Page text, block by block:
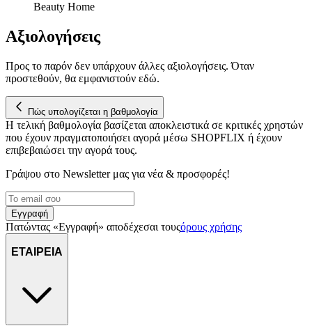
Beauty Home
Αξιολογήσεις
Προς το παρόν δεν υπάρχουν άλλες αξιολογήσεις. Όταν
προστεθούν, θα εμφανιστούν εδώ.
Πώς υπολογίζεται η βαθμολογία
Η τελική βαθμολογία βασίζεται αποκλειστικά σε κριτικές χρηστών
που έχουν πραγματοποιήσει αγορά μέσω SHOPFLIX ή έχουν
επιβεβαιώσει την αγορά τους.
Γράψου στο Νewsletter μας για νέα & προσφορές!
Εγγραφή
Πατώντας «Εγγραφή» αποδέχεσαι τουςόρους χρήσης
ΕΤΑΙΡΕΙΑ